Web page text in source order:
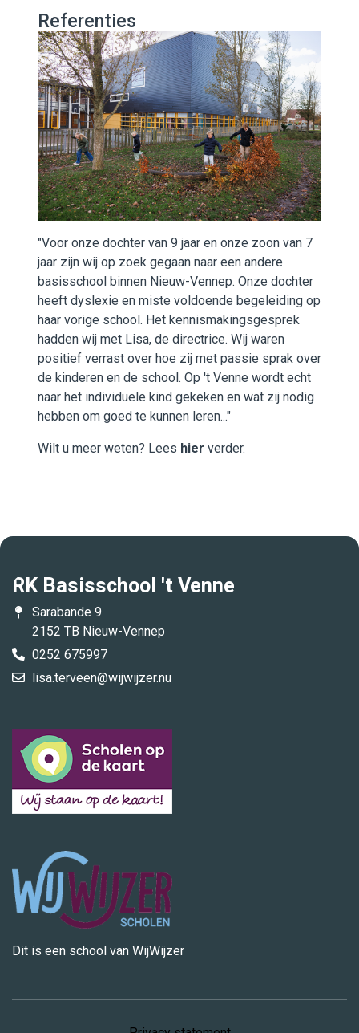
Referenties
"Voor onze dochter van 9 jaar en onze zoon van 7
jaar zijn wij op zoek gegaan naar een andere
basisschool binnen Nieuw-Vennep. Onze dochter
heeft dyslexie en miste voldoende begeleiding op
haar vorige school. Het kennismakingsgesprek
hadden wij met Lisa, de directrice. Wij waren
positief verrast over hoe zij met passie sprak over
de kinderen en de school. Op 't Venne wordt echt
naar het individuele kind gekeken en wat zij nodig
hebben om goed te kunnen leren..."
Wilt u meer weten? Lees hier verder.
RK Basisschool 't Venne
Sarabande 9
2152 TB Nieuw-Vennep
0252 675997
lisa.terveen@wijwijzer.nu
Dit is een school van WijWijzer